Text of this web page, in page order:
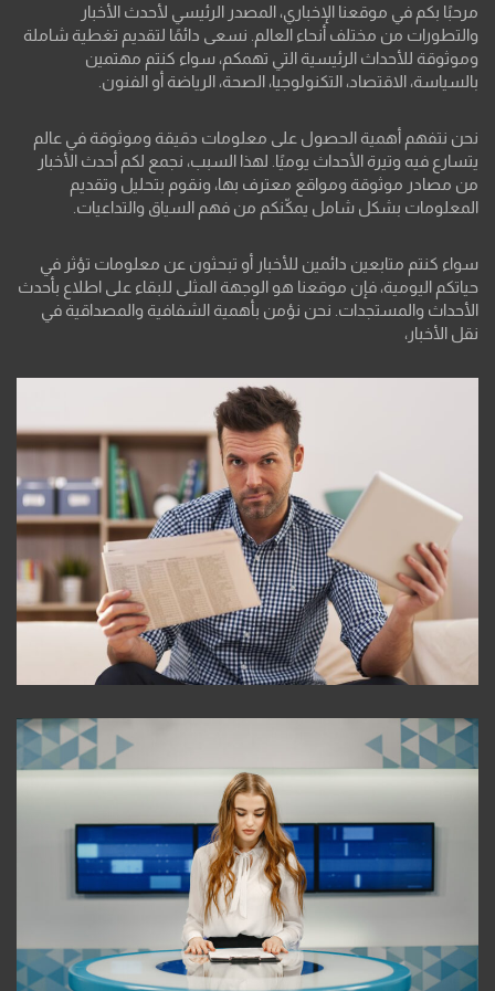
مرحبًا بكم في موقعنا الإخباري، المصدر الرئيسي لأحدث الأخبار
والتطورات من مختلف أنحاء العالم. نسعى دائمًا لتقديم تغطية شاملة
وموثوقة للأحداث الرئيسية التي تهمكم، سواء كنتم مهتمين
بالسياسة، الاقتصاد، التكنولوجيا، الصحة، الرياضة أو الفنون.
نحن نتفهم أهمية الحصول على معلومات دقيقة وموثوقة في عالم
يتسارع فيه وتيرة الأحداث يوميًا. لهذا السبب، نجمع لكم أحدث الأخبار
من مصادر موثوقة ومواقع معترف بها، ونقوم بتحليل وتقديم
المعلومات بشكل شامل يمكّنكم من فهم السياق والتداعيات.
سواء كنتم متابعين دائمين للأخبار أو تبحثون عن معلومات تؤثر في
حياتكم اليومية، فإن موقعنا هو الوجهة المثلى للبقاء على اطلاع بأحدث
الأحداث والمستجدات. نحن نؤمن بأهمية الشفافية والمصداقية في
نقل الأخبار،